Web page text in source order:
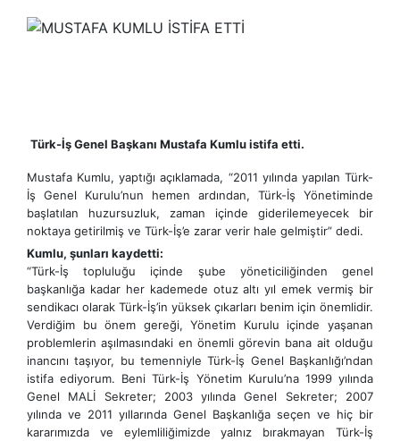
Türk-İş Genel Başkanı Mustafa Kumlu istifa etti.
Mustafa Kumlu, yaptığı açıklamada, “2011 yılında yapılan Türk-
İş Genel Kurulu’nun hemen ardından, Türk-İş Yönetiminde
başlatılan huzursuzluk, zaman içinde giderilemeyecek bir
noktaya getirilmiş ve Türk-İş’e zarar verir hale gelmiştir” dedi.
Kumlu, şunları kaydetti:
“Türk-İş topluluğu içinde şube yöneticiliğinden genel
başkanlığa kadar her kademede otuz altı yıl emek vermiş bir
sendikacı olarak Türk-İş’in yüksek çıkarları benim için önemlidir.
Verdiğim bu önem gereği, Yönetim Kurulu içinde yaşanan
problemlerin aşılmasındaki en önemli görevin bana ait olduğu
inancını taşıyor, bu temenniyle Türk-İş Genel Başkanlığı’ndan
istifa ediyorum. Beni Türk-İş Yönetim Kurulu’na 1999 yılında
Genel MALİ Sekreter; 2003 yılında Genel Sekreter; 2007
yılında ve 2011 yıllarında Genel Başkanlığa seçen ve hiç bir
kararımızda ve eylemliliğimizde yalnız bırakmayan Türk-İş